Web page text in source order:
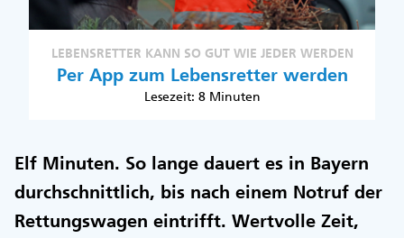
LEBENSRETTER KANN SO GUT WIE JEDER WERDEN
Per App zum Lebensretter werden
Lesezeit: 8 Minuten
Elf Minuten. So lange dauert es in Bayern
durchschnittlich, bis nach einem Notruf der
Rettungswagen eintrifft. Wertvolle Zeit,